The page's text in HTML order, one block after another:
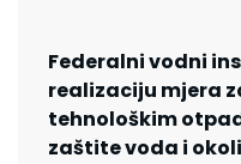
Federalni vodni
realizaciju mjera
tehnološkim
zaštite voda i